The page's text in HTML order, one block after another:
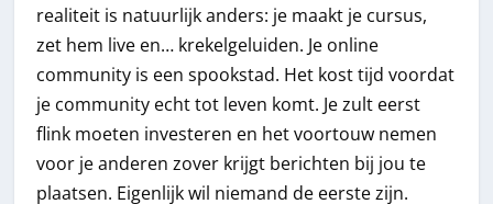
realiteit is natuurlijk anders: je maakt je cursus,
zet hem live en… krekelgeluiden. Je online
community is een spookstad. Het kost tijd voordat
je community echt tot leven komt. Je zult eerst
flink moeten investeren en het voortouw nemen
voor je anderen zover krijgt berichten bij jou te
plaatsen. Eigenlijk wil niemand de eerste zijn.